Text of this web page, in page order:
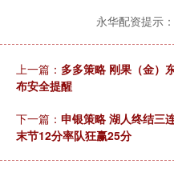
永华配资提示
上一篇： 多多策略 刚果（金）
布安全提醒
下一篇： 申银策略 湖人终结三
末节12分率队狂赢25分